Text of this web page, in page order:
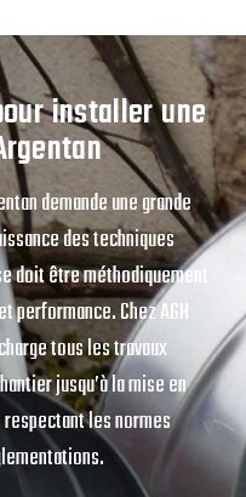
installer une
demande une grande
des techniques
doit être méthodiquement
Chez AGH
tous les travaux
jusqu’à la mise en
les normes